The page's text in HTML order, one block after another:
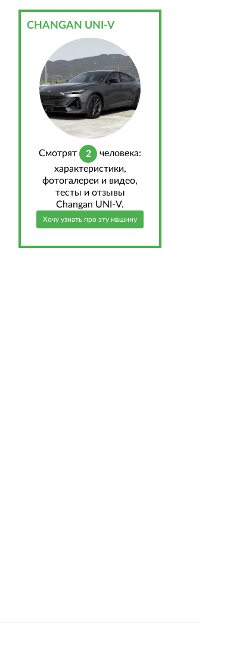
CHANGAN UNI-V
Cмотрят 2
человека:
характеристики,
фотогалереи и видео,
тесты и отзывы
Changan UNI-V.
Хочу узнать про эту машину